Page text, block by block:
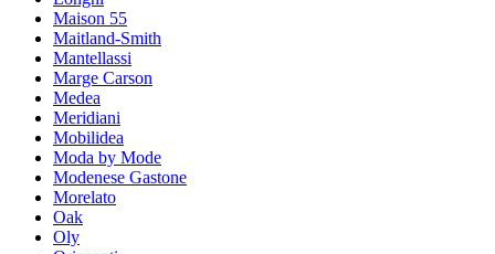
Maison 55
Maitland-Smith
Mantellassi
Marge Carson
Medea
Meridiani
Mobilidea
Moda by Mode
Modenese Gastone
Morelato
Oak
Oly